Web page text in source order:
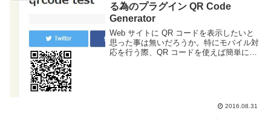
る為のプラグイン QR Code
Generator
Web サイトに QR コードを表示したいと
思った事は無いだろうか。特にモバイル対
応を行う際、QR コードを使えば簡単に
2016.08.31